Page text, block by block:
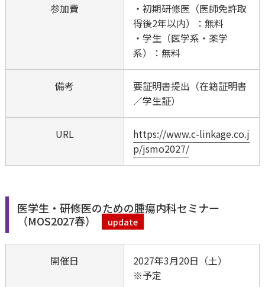
参加費
・初期研修医（医師免許取
得後2年以内）：無料
・学生（医学系・薬学
系）：無料
備考
要証明書提出（在籍証明書
／学生証）
URL
https://www.c-linkage.co.j
p/jsmo2027/
医学生・研修医のための腫瘍内科セミナー
（MOS2027春）
update
開催日
2027年3月20日（土）
※予定